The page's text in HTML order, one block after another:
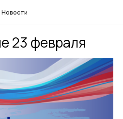
Новости
23 февраля